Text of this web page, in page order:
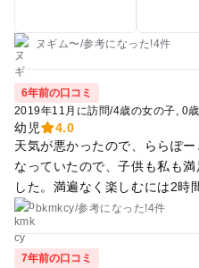
になるまで繰り返し試してました。 結局1時間半くら
で、フリーパスを購入してお
あれば途中での入退場が可能
台場のチームラボボーダレス
キドキドやファンタジーキッ
はなく、大人も一緒に体験出
るのが良いですね。また行き
ヌギム〜/参考に なった!4件
6年前の口コミ
2019年11月に訪問/4歳の女の子 0
幼児
4.0
天気が悪かったので、ららぽ
なっていたので、子供も私も
した。満遍なく楽しむには2時
ん。bkmkcy/参考に なった!4件
7年前の口コミ